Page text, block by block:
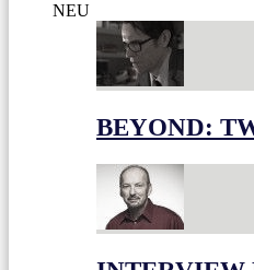
NEU
BEYOND: